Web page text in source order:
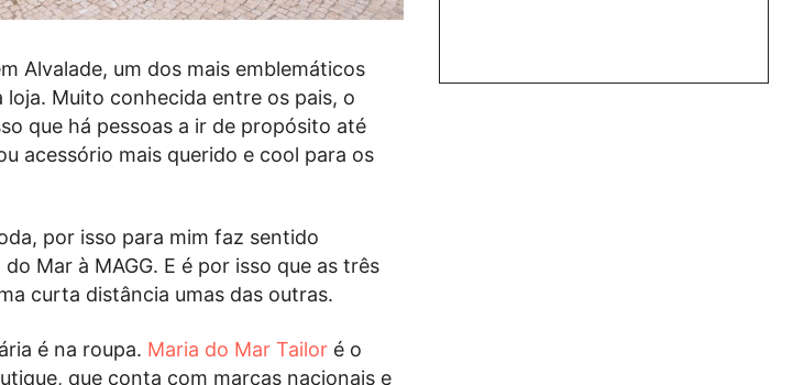
Alvalade, um dos mais emblemáticos
Muito conhecida entre os pais, o
que há pessoas a ir de propósito até
acessório mais querido e cool para os
por isso para mim faz sentido
Mar à MAGG. E é por isso que as três
curta distância umas das outras.
é na roupa. Maria do Mar Tailor é o
que conta com marcas nacionais e